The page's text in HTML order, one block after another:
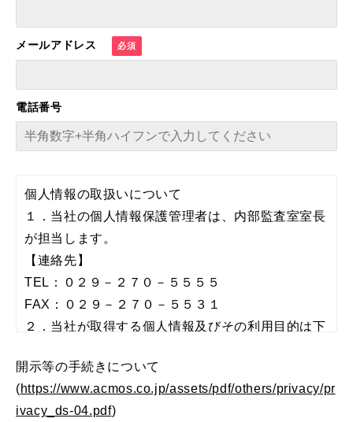
メールアドレス
電話番号
個人情報の取扱いについて
１．当社の個人情報保護管理者は、内部監査室室長
が担当します。
【連絡先】
TEL：０２９－２７０－５５５５
FAX：０２９－２７０－５５３１
２．当社が取得する個人情報及びその利用目的は下
(1)お客様およびお取引先様の個人情報
・製品、サービスに関する情報提供
・製品、サービス販売、提供
開示等の手続きについて
(https://www.acmos.co.jp/assets/pdf/others/privacy/pr
ivacy_ds-04.pdf)